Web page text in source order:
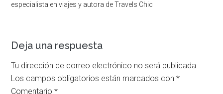
especialista en viajes y autora de Travels Chic
Interacciones
lector
Deja una respuesta
Tu dirección de correo electrónico no será publicada.
Los campos obligatorios están marcados con*
Comentario*